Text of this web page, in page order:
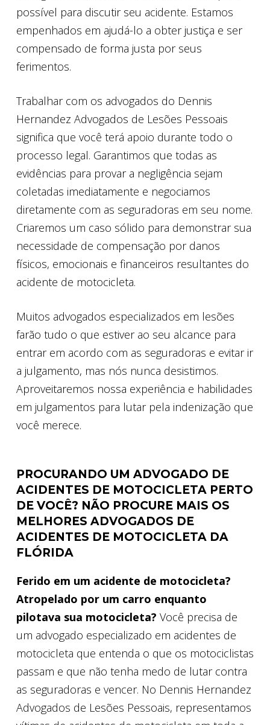
possível para discutir seu acidente. Estamos
empenhados em ajudá-lo a obter justiça e ser
compensado de forma justa por seus
ferimentos.
Trabalhar com os advogados do Dennis
Hernandez Advogados de Lesões Pessoais
significa que você terá apoio durante todo o
processo legal. Garantimos que todas as
evidências para provar a negligência sejam
coletadas imediatamente e negociamos
diretamente com as seguradoras em seu nome.
Criaremos um caso sólido para demonstrar sua
necessidade de compensação por danos
físicos, emocionais e financeiros resultantes do
acidente de motocicleta.
Muitos advogados especializados em lesões
farão tudo o que estiver ao seu alcance para
entrar em acordo com as seguradoras e evitar ir
a julgamento, mas nós nunca desistimos.
Aproveitaremos nossa experiência e habilidades
em julgamentos para lutar pela indenização que
você merece.
PROCURANDO UM ADVOGADO DE
ACIDENTES DE MOTOCICLETA PERTO
DE VOCÊ? NÃO PROCURE MAIS OS
MELHORES ADVOGADOS DE
ACIDENTES DE MOTOCICLETA DA
FLÓRIDA
Ferido em um acidente de motocicleta?
Atropelado por um carro enquanto
pilotava sua motocicleta? Você precisa de
um advogado especializado em acidentes de
motocicleta que entenda o que os motociclistas
passam e que não tenha medo de lutar contra
as seguradoras e vencer. No Dennis Hernandez
Advogados de Lesões Pessoais, representamos